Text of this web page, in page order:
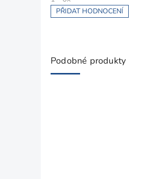
PŘIDAT HODNOCENÍ
s
o
Podobné produkty